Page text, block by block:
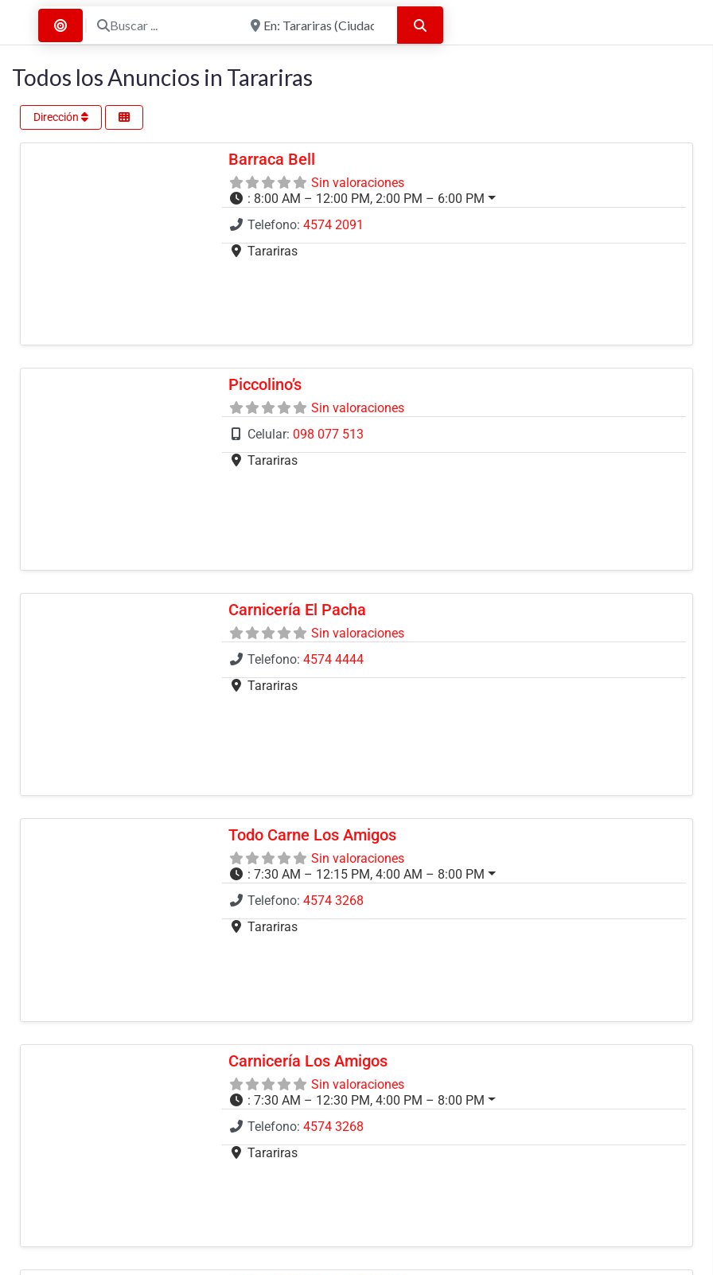
Buscar por Distancia
Buscar ... Cerca de
Todos los Anuncios in Tarariras
Dirección
Barraca Bell
Sin valoraciones
: 8:00 AM – 12:00 PM, 2:00 PM – 6:00 PM
Telefono:4574 2091
Tarariras
Piccolino’s
Sin valoraciones
Celular: 098 077 513
Tarariras
Carnicería El Pacha
Sin valoraciones
Telefono:4574 4444
Tarariras
Todo Carne Los Amigos
Sin valoraciones
:7:30 AM – 12:15 PM, 4:00 AM – 8:00 PM
Telefono:4574 3268
Tarariras
Carnicería Los Amigos
Sin valoraciones
:7:30 AM – 12:30 PM, 4:00 PM – 8:00 PM
Telefono:4574 3268
Tarariras